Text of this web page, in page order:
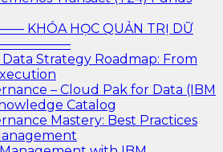
HỌC QUẢN TRỊ DỮ
Strategy Roadmap: From
– Cloud Pak for Data (IBM
Catalog
Mastery: Best Practices